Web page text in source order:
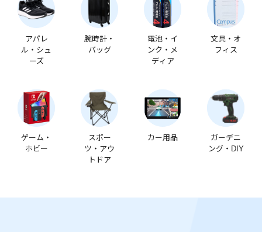
アパレ
ル・シュ
ーズ
腕時計・
バッグ
電池・イ
ンク・メ
ディア
文具・オ
フィス
ゲーム・
ホビー
スポー
ツ・アウ
トドア
カー用品
ガーデニ
ング・DIY